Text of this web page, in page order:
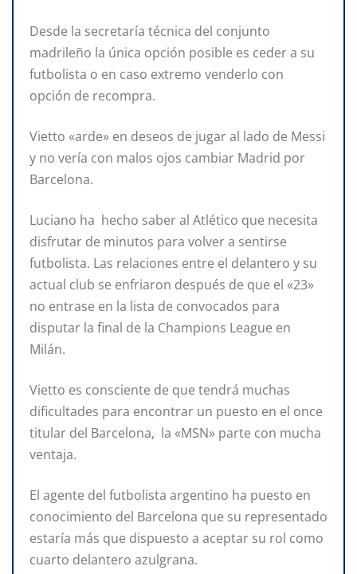
Desde la secretaría técnica del conjunto
madrileño la única opción posible es ceder a su
futbolista o en caso extremo venderlo con
opción de recompra.
Vietto «arde» en deseos de jugar al lado de Messi
y no vería con malos ojos cambiar Madrid por
Barcelona.
Luciano ha hecho saber al Atlético que necesita
disfrutar de minutos para volver a sentirse
futbolista. Las relaciones entre el delantero y su
actual club se enfriaron después de que el «23»
no entrase en la lista de convocados para
disputar la final de la Champions League en
Milán.
Vietto es consciente de que tendrá muchas
dificultades para encontrar un puesto en el once
titular del Barcelona, la «MSN» parte con mucha
ventaja.
El agente del futbolista argentino ha puesto en
conocimiento del Barcelona que su representado
estaría más que dispuesto a aceptar su rol como
cuarto delantero azulgrana.